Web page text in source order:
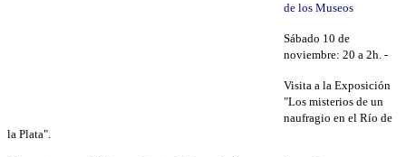
de los Museos
Sábado 10 de
noviembre: 20 a 2h. -
Visita a la Exposición
"Los misterios de un
naufragio en el Río de
la Plata".